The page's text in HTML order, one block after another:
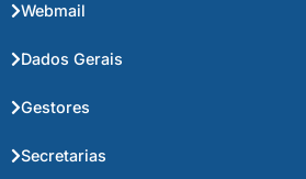
Webmail
Dados Gerais
Gestores
Secretarias